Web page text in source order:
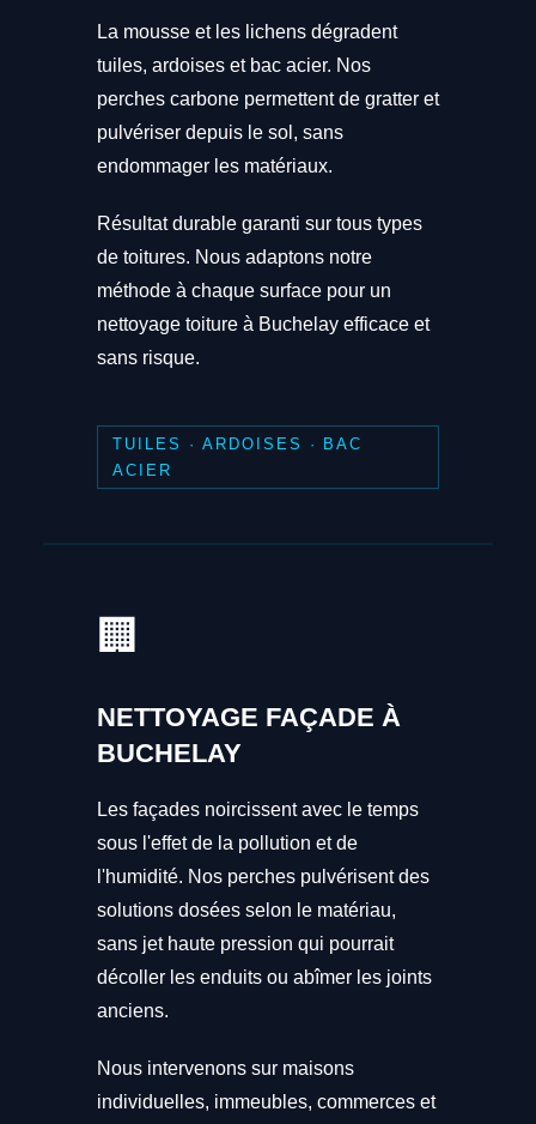
La mousse et les lichens dégradent
tuiles, ardoises et bac acier. Nos
perches carbone permettent de gratter et
pulvériser depuis le sol, sans
endommager les matériaux.
Résultat durable garanti sur tous types
de toitures. Nous adaptons notre
méthode à chaque surface pour un
nettoyage toiture à Buchelay efficace et
sans risque.
TUILES · ARDOISES · BAC
ACIER
🏢
NETTOYAGE FAÇADE À
BUCHELAY
Les façades noircissent avec le temps
sous l'effet de la pollution et de
l'humidité. Nos perches pulvérisent des
solutions dosées selon le matériau,
sans jet haute pression qui pourrait
décoller les enduits ou abîmer les joints
anciens.
Nous intervenons sur maisons
individuelles, immeubles, commerces et